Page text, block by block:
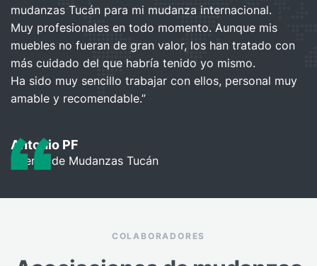
mudanzas Tucán para mi mudanza internacional.
Muy profesionales en todo momento. Aunque mis
muebles no fueran de gran valor, los han tratado con
más cuidado del que habría tenido yo mismo.
Ha sido muy sencillo trabajar con ellos, personal muy
amable y recomendable.”
Antonio PF
Cliente de Mudanzas Tucán
COLABORADORES